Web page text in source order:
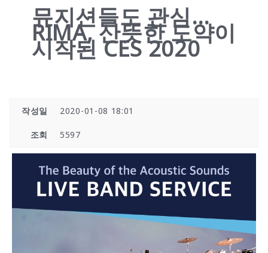
뮤지션들도 관심…
RIMA, 산뜻한 도약이
시작된 CES 2020
작성일 2020-01-08 18:01
조회 5597